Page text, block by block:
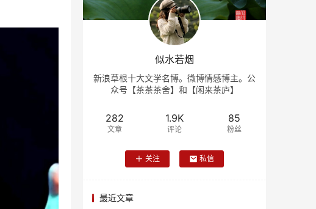
似水若烟
新浪草根十大文学名博。微博情感博主。公
众号【茶茶茶舍】和【闲来茶庐】
282
文章
1.9K
评论
85
粉丝
关注 私信
最近文章